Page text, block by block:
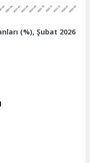
(%), Şubat 2026